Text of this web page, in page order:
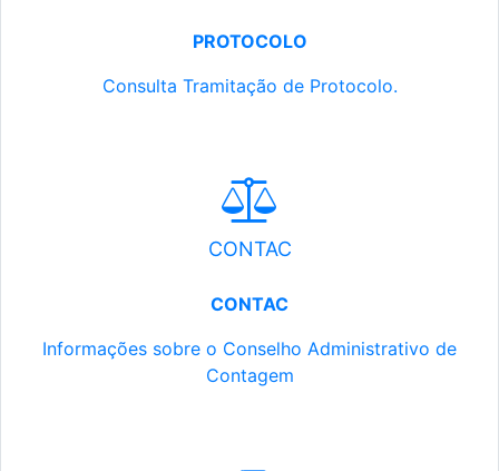
PROTOCOLO
Consulta Tramitação de Protocolo.
CONTAC
CONTAC
Informações sobre o Conselho Administrativo de
Contagem